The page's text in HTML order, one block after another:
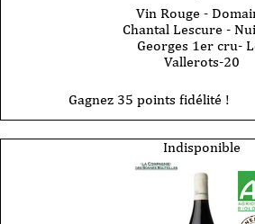
Vin Rouge -
Chantal Lescure -
Georges 1er cru-
Vallerots-20
Gagnez 35 points fidélité !
Indisponible